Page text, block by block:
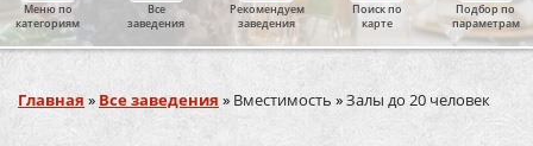
Меню по
категориям
Все
заведения
Рекомендуем
заведения
Поиск по
карте
Подбор по
параметрам
Вы здесь
Главная » Все заведения » Вместимость »Залы до 20 человек